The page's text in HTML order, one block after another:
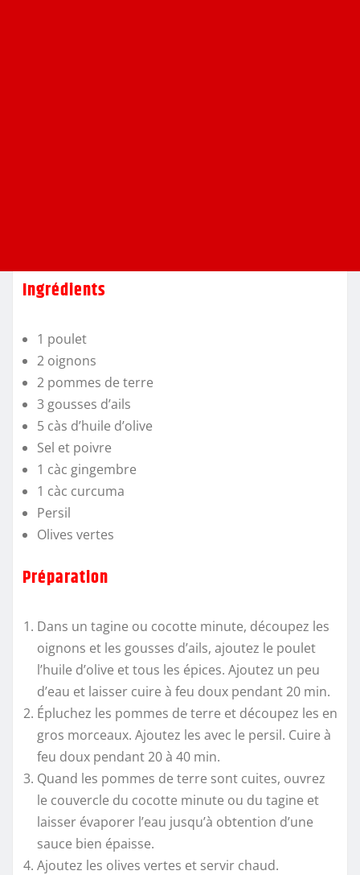
Ingrédients
1 poulet
2 oignons
2 pommes de terre
3 gousses d’ails
5 càs d’huile d’olive
Sel et poivre
1 càc gingembre
1 càc curcuma
Persil
Olives vertes
Préparation
Dans un tagine ou cocotte minute, découpez les
oignons et les gousses d’ails, ajoutez le poulet
l’huile d’olive et tous les épices. Ajoutez un peu
d’eau et laisser cuire à feu doux pendant 20 min.
Épluchez les pommes de terre et découpez les en
gros morceaux. Ajoutez les avec le persil. Cuire à
feu doux pendant 20 à 40 min.
Quand les pommes de terre sont cuites, ouvrez
le couvercle du cocotte minute ou du tagine et
laisser évaporer l’eau jusqu’à obtention d’une
sauce bien épaisse.
Ajoutez les olives vertes et servir chaud.